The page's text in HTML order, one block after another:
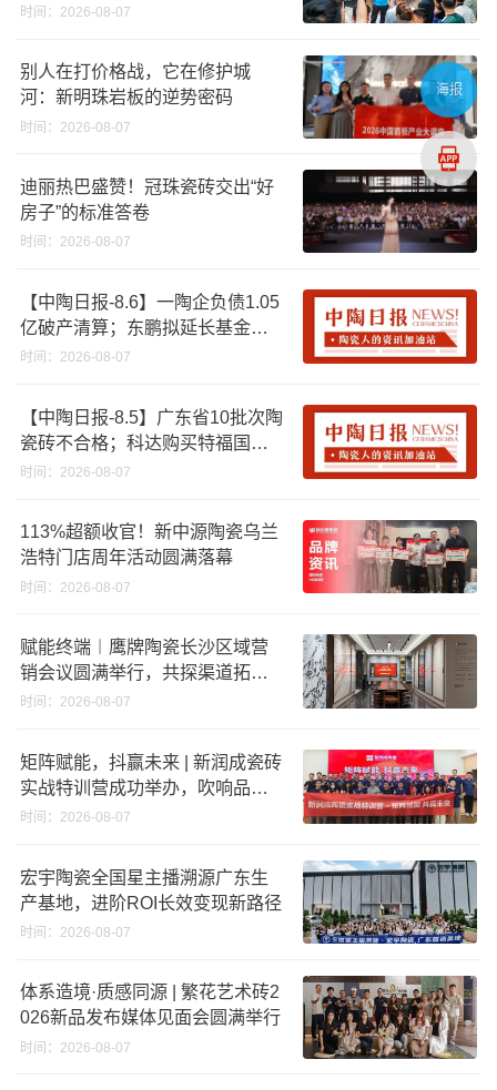
时间：2026-08-07
别人在打价格战，它在修护城
河：新明珠岩板的逆势密码
时间：2026-08-07
迪丽热巴盛赞！冠珠瓷砖交出“好
房子”的标准答卷
时间：2026-08-07
【中陶日报-8.6】一陶企负债1.05
亿破产清算；东鹏拟延长基金投
资期限；工信部开展建陶行业能
时间：2026-08-07
【中陶日报-8.5】广东省10批次陶
瓷砖不合格；科达购买特福国际
股份申请未通过；蒙娜丽莎5千万
破18亿元
时间：2026-08-07
113%超额收官！新中源陶瓷乌兰
浩特门店周年活动圆满落幕
时间：2026-08-07
赋能终端︱鹰牌陶瓷长沙区域营
销会议圆满举行，共探渠道拓展
与门店升级新路径
时间：2026-08-07
矩阵赋能，抖赢未来 | 新润成瓷砖
实战特训营成功举办，吹响品牌
秋季营销冲锋号！
时间：2026-08-07
宏宇陶瓷全国星主播溯源广东生
产基地，进阶ROI长效变现新路径
时间：2026-08-07
体系造境·质感同源 | 繁花艺术砖2
026新品发布媒体见面会圆满举行
时间：2026-08-07
海报